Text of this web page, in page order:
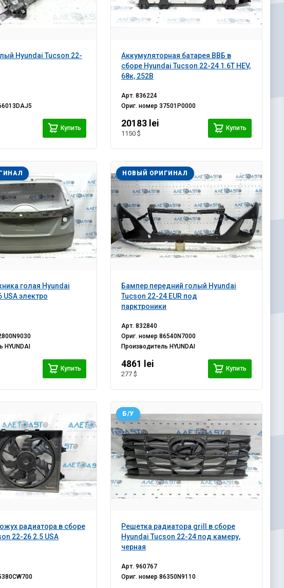
Hyundai Tucson 22-
Купить
Аккумуляторная батарея ВВБ в
сборе Hyundai Tucson 22-24 1.6T HEV,
68к, 252В
Арт.836224
Ориг. номер37501P0000
20183 lei
1150 $
Купить
голая Hyundai
USA электро
HYUNDAI
Купить
Бампер передний голый Hyundai
Tucson 22-24 EUR под
парктроники
НОВЫЙ ОРИГИНАЛ
Арт.832840
Ориг. номер86540N7000
ПроизводительHYUNDAI
4861 lei
277 $
Купить
радиатора в сборе
22-26 2.5 USA
Решетка радиатора grill в сборе
Hyundai Tucson 22-24 под камеру,
черная
Б/У
Арт.960767
Ориг. номер86350N9110